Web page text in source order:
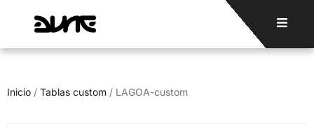
Inicio / Tablas custom / LAGOA-custom